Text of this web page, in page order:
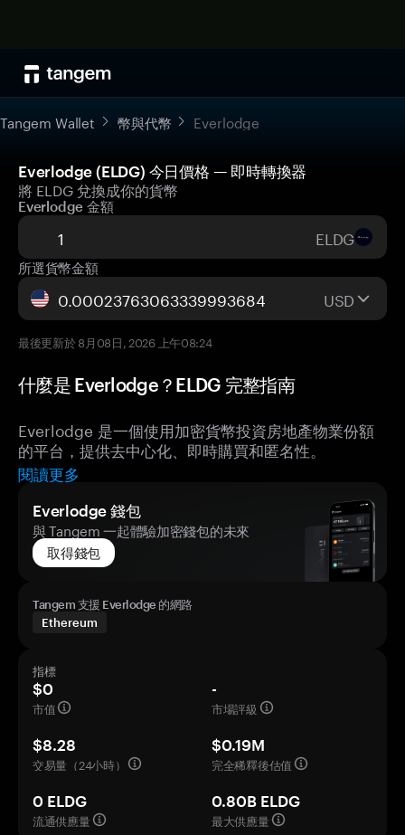
Tangem Wallet 幣與代幣 Everlodge
Everlodge (ELDG) 今日價格 — 即時轉換器
將 ELDG 兌換成你的貨幣
Everlodge 金額
ELDG
所選貨幣金額
USD
最後更新於 8月08日, 2026 上午08:24
什麼是 Everlodge？ELDG 完整指南
Everlodge 是一個使用加密貨幣投資房地產物業份額
的平台，提供去中心化、即時購買和匿名性。
閱讀更多
Everlodge 錢包
與 Tangem 一起體驗加密錢包的未來
取得錢包
Tangem 支援 Everlodge 的網路
Ethereum
指標
$0
市值
-
市場評級
$8.28
交易量（24小時）
$0.19M
完全稀釋後估值
0 ELDG
流通供應量
0.80B ELDG
最大供應量